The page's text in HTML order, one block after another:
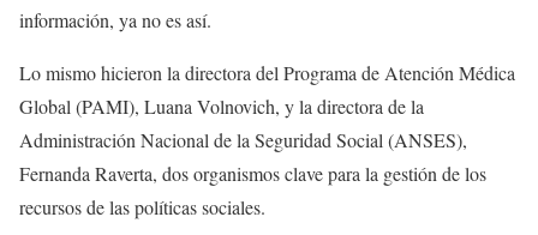
información, ya no es así.
Lo mismo hicieron la directora del Programa de Atención Médica
Global (PAMI), Luana Volnovich, y la directora de la
Administración Nacional de la Seguridad Social (ANSES),
Fernanda Raverta, dos organismos clave para la gestión de los
recursos de las políticas sociales.